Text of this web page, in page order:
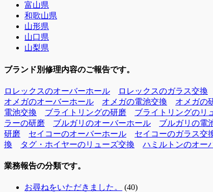
富山県
和歌山県
山形県
山口県
山梨県
ブランド別修理内容のご報告です。
ロレックスのオーバーホール ロレックスのガラス交換
オメガのオーバーホール
オメガの電池交換 オメガの
電池交換
ブライトリングの研磨 ブライトリングのリ
ラーの研磨
ブルガリのオーバーホール ブルガリの電
研磨
セイコーのオーバーホール セイコーのガラス交
換
タグ・ホイヤーのリューズ交換 ハミルトンのオー
業務報告の分類です。
お尋ねをいただきました。 (40)